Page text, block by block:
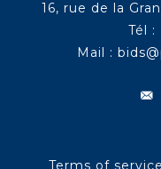
16, rue de la
Tél
Mail :
Terms of